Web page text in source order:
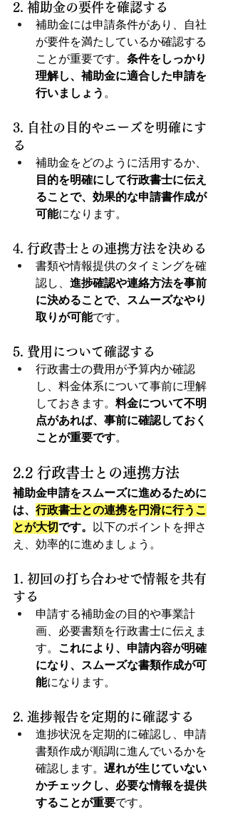
2. 補助金の要件を確認する
補助金には申請条件があり、自社
が要件を満たしているか確認する
ことが重要です。 条件をしっかり
理解し、補助金に適合した申請を
行いましょう 。
3. 自社の目的やニーズを明確にす
る
補助金をどのように活用するか、
目的を明確にして行政書士に伝え
ることで、効果的な申請書作成が
可能になります。
4. 行政書士との連携方法を決める
書類や情報提供のタイミングを確
認し、 進捗確認や連絡方法を事前
に決めることで、スムーズなやり
取りが可能です。
5. 費用について確認する
行政書士の費用が予算内か確認
し、料金体系について事前に理解
しておきます。 料金について不明
点があれば、事前に確認しておく
ことが重要です。
2.2 行政書士との連携方法
補助金申請をスムーズに進めるために
は、 行政書士との連携を円滑に行うこ
とが大切です。 以下のポイントを押さ
え、効率的に進めましょう。
1. 初回の打ち合わせで情報を共有
する
申請する補助金の目的や事業計
画、必要書類を行政書士に伝えま
す。 これにより、申請内容が明確
になり、スムーズな書類作成が可
能になります。
2. 進捗報告を定期的に確認する
進捗状況を定期的に確認し、申請
書類作成が順調に進んでいるかを
確認します。 遅れが生じていない
かチェックし、必要な情報を提供
することが重要です。